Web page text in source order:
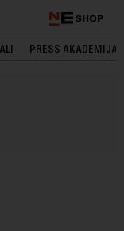
SHOP
PRESS AKADEMIJA